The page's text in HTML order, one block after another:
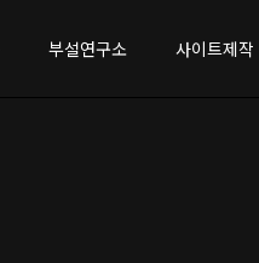
부설연구소 사이트제작